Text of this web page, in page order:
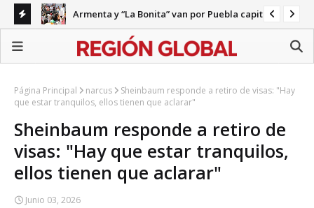
Armenta y “La Bonita” van por Puebla capital
Página Principal narcus
Sheinbaum responde a retiro de visas: "Hay
que estar tranquilos, ellos tienen que aclarar"
Sheinbaum responde a retiro de
visas: "Hay que estar tranquilos,
ellos tienen que aclarar"
Junio 03, 2026